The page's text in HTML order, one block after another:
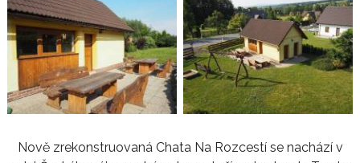
Nově zrekonstruovaná Chata Na Rozcestí se nachází v